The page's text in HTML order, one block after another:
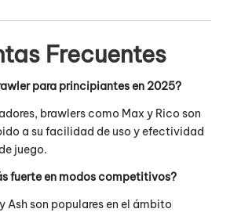
Frecuentes
para principiantes en 2025?
brawlers como Max y Rico son
a su facilidad de uso y efectividad
juego.
fuerte en modos competitivos?
Ash son populares en el ámbito